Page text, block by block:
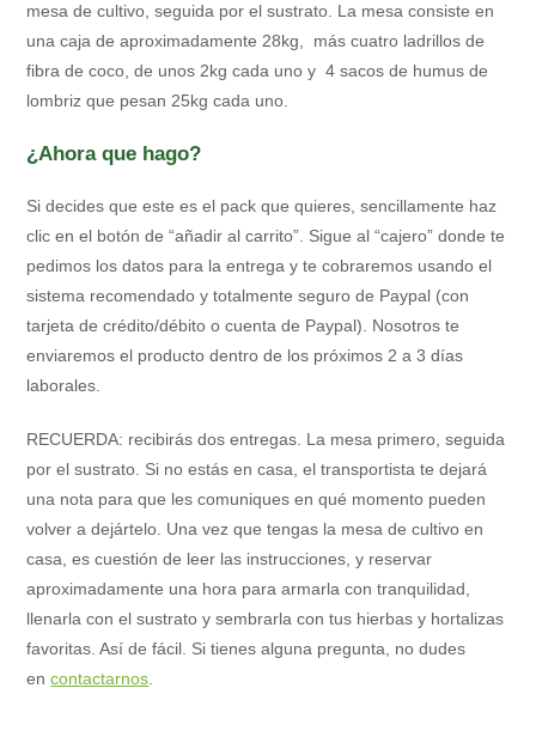
mesa de cultivo, seguida por el sustrato. La mesa consiste en
una caja de aproximadamente 28kg, más cuatro ladrillos de
fibra de coco, de unos 2kg cada uno y 4 sacos de humus de
lombriz que pesan 25kg cada uno.
¿Ahora que hago?
Si decides que este es el pack que quieres, sencillamente haz
clic en el botón de “añadir al carrito”. Sigue al “cajero” donde te
pedimos los datos para la entrega y te cobraremos usando el
sistema recomendado y totalmente seguro de Paypal (con
tarjeta de crédito/débito o cuenta de Paypal). Nosotros te
enviaremos el producto dentro de los próximos 2 a 3 días
laborales.
RECUERDA: recibirás dos entregas. La mesa primero, seguida
por el sustrato. Si no estás en casa, el transportista te dejará
una nota para que les comuniques en qué momento pueden
volver a dejártelo. Una vez que tengas la mesa de cultivo en
casa, es cuestión de leer las instrucciones, y reservar
aproximadamente una hora para armarla con tranquilidad,
llenarla con el sustrato y sembrarla con tus hierbas y hortalizas
favoritas. Así de fácil. Si tienes alguna pregunta, no dudes
encontactarnos